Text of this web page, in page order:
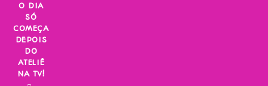
Skip
content
O DIA
SÓ
COMEÇA
DEPOIS
DO
ATELIÊ
NA TV!